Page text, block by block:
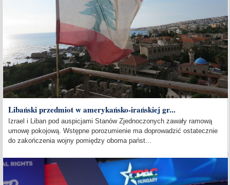
Libański przedmiot w amerykańsko-irańskiej gr...
Izrael i Liban pod auspicjami Stanów Zjednoczonych zawały ramową
umowę pokojową. Wstępne porozumienie ma doprowadzić ostatecznie
do zakończenia wojny pomiędzy oboma państ...